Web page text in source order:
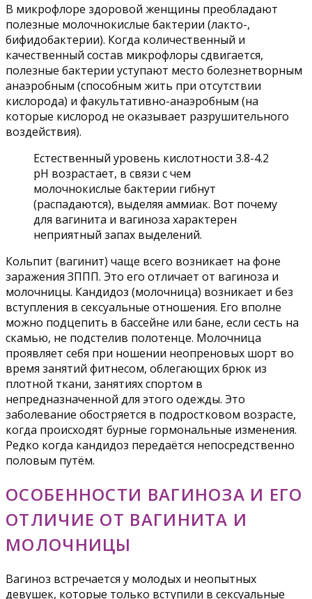
В микрофлоре здоровой женщины преобладают
полезные молочнокислые бактерии (лакто-,
бифидобактерии). Когда количественный и
качественный состав микрофлоры сдвигается,
полезные бактерии уступают место болезнетворным
анаэробным (способным жить при отсутствии
кислорода) и факультативно-анаэробным (на
которые кислород не оказывает разрушительного
воздействия).
Естественный уровень кислотности 3.8-4.2
рН возрастает, в связи с чем
молочнокислые бактерии гибнут
(распадаются), выделяя аммиак. Вот почему
для вагинита и вагиноза характерен
неприятный запах выделений.
Кольпит (вагинит) чаще всего возникает на фоне
заражения ЗППП. Это его отличает от вагиноза и
молочницы. Кандидоз (молочница) возникает и без
вступления в сексуальные отношения. Его вполне
можно подцепить в бассейне или бане, если сесть на
скамью, не подстелив полотенце. Молочница
проявляет себя при ношении неопреновых шорт во
время занятий фитнесом, облегающих брюк из
плотной ткани, занятиях спортом в
непредназначенной для этого одежды. Это
заболевание обостряется в подростковом возрасте,
когда происходят бурные гормональные изменения.
Редко когда кандидоз передаётся непосредственно
половым путём.
ОСОБЕННОСТИ ВАГИНОЗА И ЕГО
ОТЛИЧИЕ ОТ ВАГИНИТА И
МОЛОЧНИЦЫ
Вагиноз встречается у молодых и неопытных
девушек, которые только вступили в сексуальные